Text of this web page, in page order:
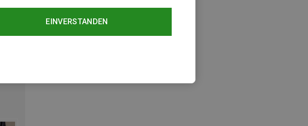
EINVERSTANDEN